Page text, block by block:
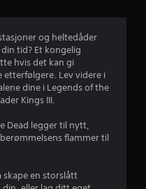
g
u
d
og heltedåder
tid? Et kongelig
hvis det kan gi
Lev videre i
dine i Legends of the
Kings III.
Dead legger til nytt,
flammer til
skape en storslått